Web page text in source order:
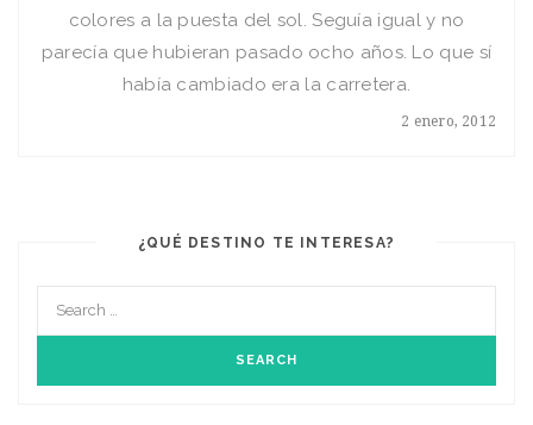
2 enero, 2012
colores a la puesta del sol. Seguía igual y no
parecía que hubieran pasado ocho años. Lo que sí
había cambiado era la carretera.
¿QUÉ DESTINO TE INTERESA?